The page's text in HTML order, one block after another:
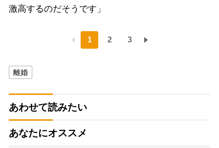
激高するのだそうです」
1 2 3
離婚
あわせて読みたい
あなたにオススメ